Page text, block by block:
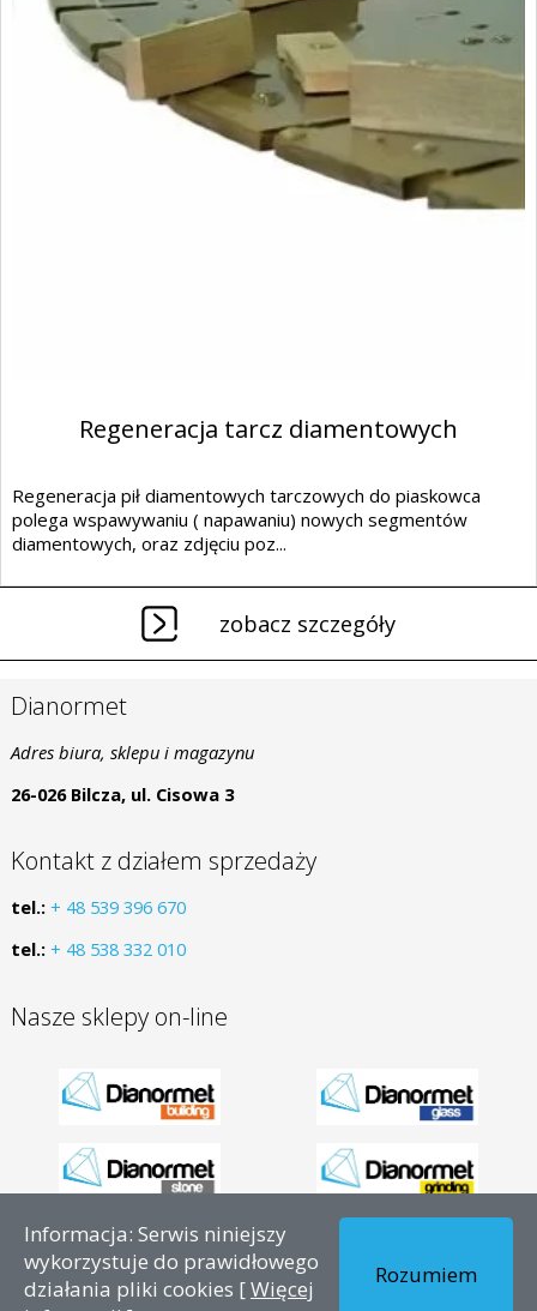
Regeneracja tarcz diamentowych
Regeneracja pił diamentowych tarczowych do piaskowca
polega wspawywaniu ( napawaniu) nowych segmentów
diamentowych, oraz zdjęciu poz...
zobacz szczegóły
Dianormet
Adres biura, sklepu i magazynu
26-026 Bilcza, ul. Cisowa 3
Kontakt z działem sprzedaży
tel.: + 48 539 396 670
tel.: + 48 538 332 010
Nasze sklepy on-line
Copyright © 2026 - PL – Dianormet - Wszelkie prawa
zastrzeżone.
Informacja: Serwis niniejszy
wykorzystuje do prawidłowego
działania pliki cookies [Więcej
Rozumiem